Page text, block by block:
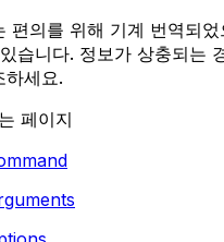
편의를 위해 기계 번역되
습니다. 정보가 상충되는
하세요.
페이지